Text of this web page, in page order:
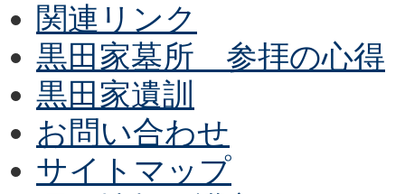
関連リンク
黒田家墓所 参拝の心得
黒田家遺訓
お問い合わせ
サイトマップ